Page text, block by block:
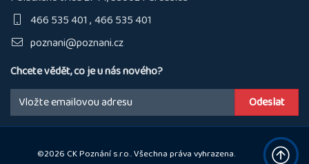
466 535 401 466 535 401
poznani@poznani.cz
Chcete vědět, co je u nás nového?
Email:
©2026 CK Poznání s.r.o.. Všechna práva vyhrazena.